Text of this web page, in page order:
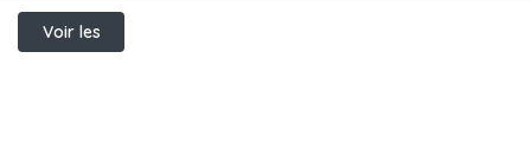
Voir les